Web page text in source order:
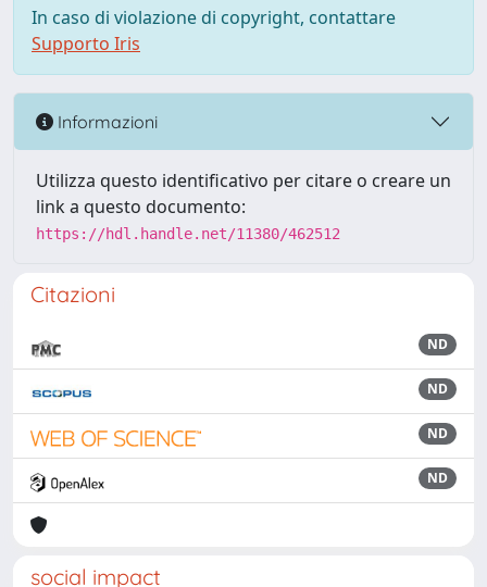
In caso di violazione di copyright, contattare
Supporto Iris
Informazioni
Utilizza questo identificativo per citare o creare un
link a questo documento:
https://hdl.handle.net/11380/462512
Citazioni
ND
ND
ND
ND
social impact